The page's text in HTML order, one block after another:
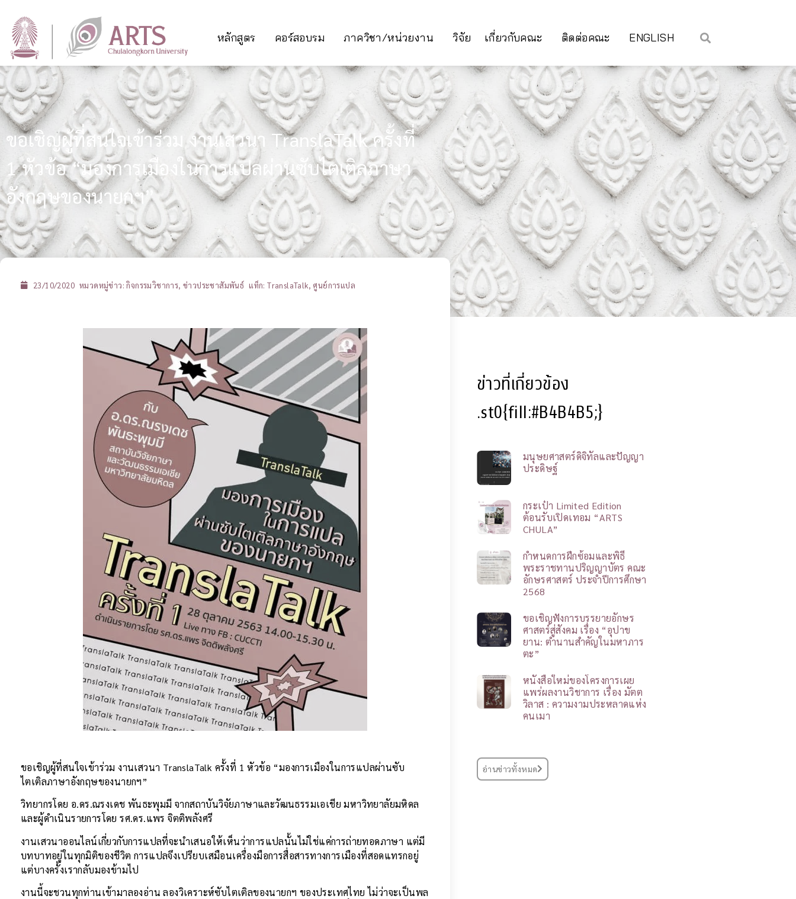
หลักสูตร คอร์สอบรม ภาควิชา/หน่วยงาน วิจัย เกี่ยวกับคณะ ติดต่อคณะ ENGLISH
ขอเชิญผู้ที่สนใจเข้าร่วม งานเสวนา TranslaTalk ครั้งที่
1 หัวข้อ “มองการเมืองในการแปลผ่านซับไตเติลภาษา
อังกฤษของนายกฯ”
23/10/2020 หมวดหมู่ข่าว:กิจกรรมวิชาการ,ข่าวประชาสัมพันธ์ แท็ก: TranslaTalk, ศูนย์การแปล
ขอเชิญผู้ที่สนใจเข้าร่วม งานเสวนา TranslaTalk ครั้งที่ 1 หัวข้อ “มองการเมืองในการแปลผ่านซับ
ไตเติลภาษาอังกฤษของนายกฯ”
วิทยากรโดย อ.ดร.ณรงเดช พันธะพุมมี จากสถาบันวิจัยภาษาและวัฒนธรรมเอเชีย มหาวิทยาลัยมหิดล
และผู้ดำเนินรายการโดย รศ.ดร.แพร จิตติพลังศรี
งานเสวนาออนไลน์เกี่ยวกับการแปลที่จะนำเสนอให้เห็นว่าการแปลนั้นไม่ใช่แค่การถ่ายทอดภาษา แต่มี
บทบาทอยู่ในทุกมิติของชีวิต การแปลจึงเปรียบเสมือนเครื่องมือการสื่อสารทางการเมืองที่สอดแทรกอยู่
แต่บางครั้งเรากลับมองข้ามไป
งานนี้จะชวนทุกท่านเข้ามาลองอ่าน ลองวิเคราะห์ซับไตเติลของนายกฯ ของประเทศไทย ไม่ว่าจะเป็นพล
ข่าวที่เกี่ยวข้อง
.st0{fill:#B4B4B5;}
มนุษยศาสตร์ดิจิทัลและปัญญา
ประดิษฐ์
กระเป๋า Limited Edition
ต้อนรับเปิดเทอม “ARTS
CHULA”
กำหนดการฝึกซ้อมและพิธี
พระราชทานปริญญาบัตร คณะ
อักษรศาสตร์ ประจำปีการศึกษา
2568
ขอเชิญฟังการบรรยายอักษร
ศาสตร์สู่สังคม เรื่อง “อุปาข
ยาน: ตำนานสำคัญในมหาภาร
ตะ”
หนังสือใหม่ของโครงการเผย
แพร่ผลงานวิชาการ เรื่อง มัตต
วิลาส : ความงามประหลาดแห่ง
คนเมา
อ่านข่าวทั้งหมด